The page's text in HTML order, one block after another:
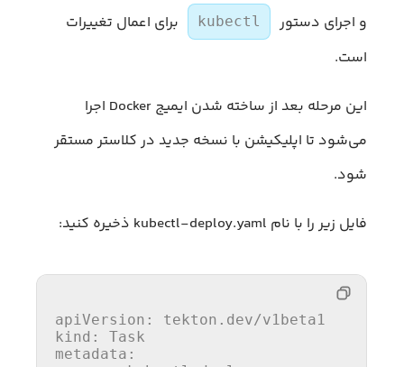
و اجرای دستور
kubectl
برای اعمال تغییرات
است.
این مرحله بعد از ساخته شدن ایمیج Docker اجرا
می‌شود تا اپلیکیشن با نسخه جدید در کلاستر مستقر
شود.
فایل زیر را با نام kubectl-deploy.yaml ذخیره کنید:
apiVersion: tekton.dev/v1beta1
kind: Task
metadata: